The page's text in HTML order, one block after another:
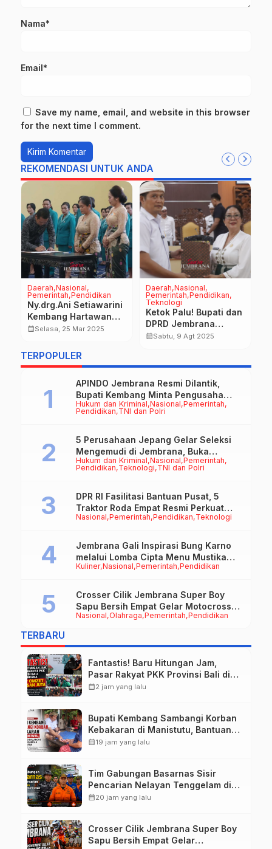
Nama*
Email*
Save my name, email, and website in this browser
for the next time I comment.
REKOMENDASI UNTUK ANDA
Daerah Nasional
Pemerintah Pendidikan
Ny.drg.Ani Setiawarini
Kembang Hartawan
Dikukuhkan Ketua TP
Jembrana
calendar_monthSelasa, 25 Mar 2025
Daerah Nasional
Pemerintah Pendidikan
Teknologi
Ketok Palu! Bupati dan
DPRD Jembrana
Sepakat Rampingkan
calendar_monthSabtu, 9 Agt 2025
TERPOPULER
Hukum dan Kriminal Nasional Pemerintah
Pendidikan TNI dan Polri
APINDO Jembrana Resmi Dilantik,
Bupati Kembang Minta Pengusaha
Jadi Motor Penggerak Ekonomi
Hukum dan Kriminal Nasional Pemerintah
Pendidikan Teknologi TNI dan Polri
5 Perusahaan Jepang Gelar Seleksi
Mengemudi di Jembrana, Buka
Peluang Kerja bagi Calon PMI
Nasional Pemerintah Pendidikan Teknologi
DPR RI Fasilitasi Bantuan Pusat, 5
Traktor Roda Empat Resmi Perkuat
Mekanisasi Pertanian Jembrana
Kuliner Nasional Pemerintah Pendidikan
Jembrana Gali Inspirasi Bung Karno
melalui Lomba Cipta Menu Mustika
Rasa
Nasional Olahraga Pemerintah Pendidikan
Crosser Cilik Jembrana Super Boy
Sapu Bersih Empat Gelar Motocross
50cc
TERBARU
Fantastis! Baru Hitungan Jam,
Pasar Rakyat PKK Provinsi Bali di
Jembrana Raup Omzet Ratusan
calendar_month2 jam yang lalu
Bupati Kembang Sambangi Korban
Kebakaran di Manistutu, Bantuan
Disalurkan untuk Ringankan Beban
calendar_month19 jam yang lalu
Tim Gabungan Basarnas Sisir
Pencarian Nelayan Tenggelam di
Perairan Pantai Pengambengan
calendar_month20 jam yang lalu
Crosser Cilik Jembrana Super Boy
Sapu Bersih Empat Gelar